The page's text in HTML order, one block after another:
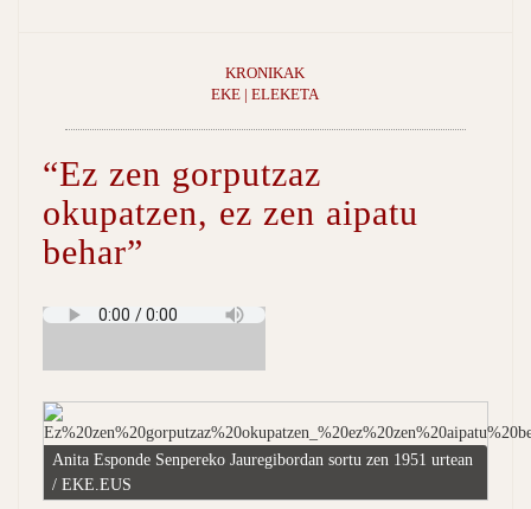
KRONIKAK
EKE | ELEKETA
“Ez zen gorputzaz
okupatzen, ez zen aipatu
behar”
Anita Esponde Senpereko Jauregibordan sortu zen 1951 urtean
/ EKE.EUS